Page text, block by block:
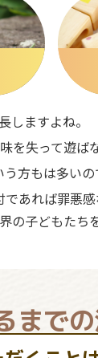
しますよね。
失って遊ば
方もは多いの
あれば罪悪感
子どもたち
まで